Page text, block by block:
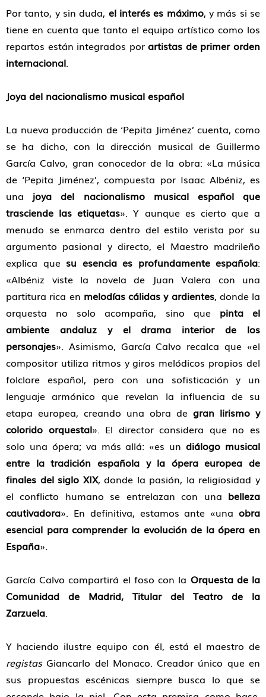
Por tanto, y sin duda, el interés es máximo, y más si se
tiene en cuenta que tanto el equipo artístico como los
repartos están integrados porartistas de primer orden
internacional.
Joya del nacionalismo musical español
La nueva producción de ‘Pepita Jiménez’ cuenta, como
se ha dicho, con la dirección musical de Guillermo
García Calvo, gran conocedor de la obra: «La música
de ‘Pepita Jiménez’, compuesta por Isaac Albéniz, es
una joya del nacionalismo musical español que
trasciende las etiquetas». Y aunque es cierto que a
menudo se enmarca dentro del estilo verista por su
argumento pasional y directo, el Maestro madrileño
explica que su esencia es profundamente española:
«Albéniz viste la novela de Juan Valera con una
partitura rica en melodías cálidas y ardientes, donde la
orquesta no solo acompaña, sino que pinta el
ambiente andaluz y el drama interior de los
personajes». Asimismo, García Calvo recalca que «el
compositor utiliza ritmos y giros melódicos propios del
folclore español, pero con una sofisticación y un
lenguaje armónico que revelan la influencia de su
etapa europea, creando una obra de gran lirismo y
colorido orquestal». El director considera que no es
solo una ópera; va más allá: «es undiálogo musical
entre la tradición española y la ópera europea de
finales del siglo XIX, donde la pasión, la religiosidad y
el conflicto humano se entrelazan con una belleza
cautivadora». En definitiva, estamos ante «una obra
esencial para comprender la evolución de la ópera en
España».
García Calvo compartirá el foso con la Orquesta de la
Comunidad de Madrid, Titular del Teatro de la
Zarzuela.
Y haciendo ilustre equipo con él, está el maestro de
registasGiancarlo del Monaco. Creador único que en
sus propuestas escénicas siempre busca lo que se